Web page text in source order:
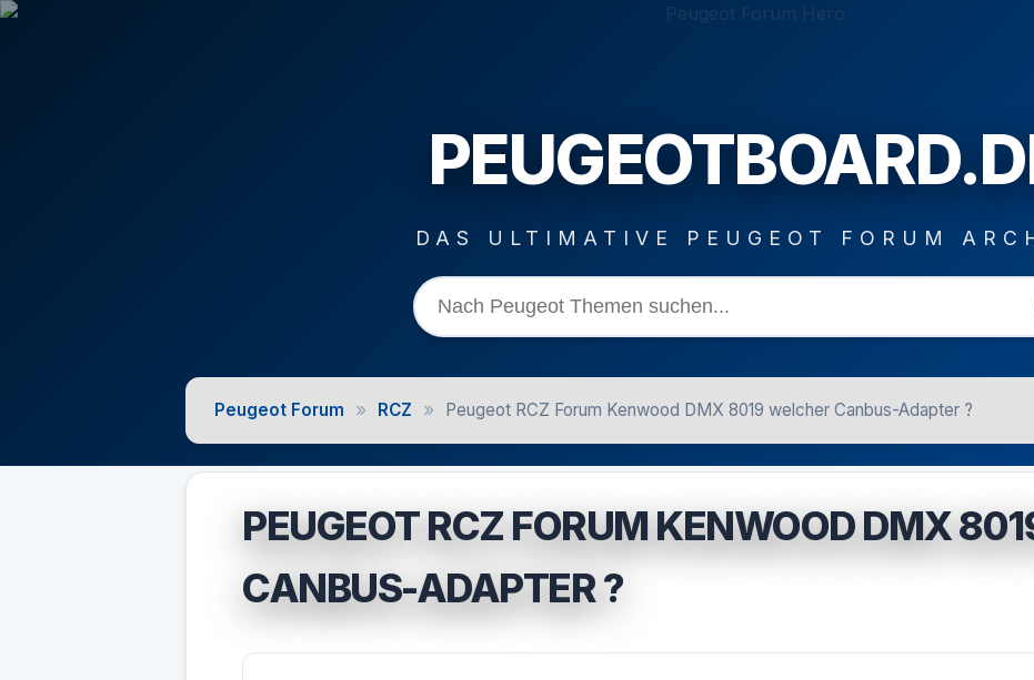
DAS ULTIMATIVE PEUGEOT FORUM
Peugeot Forum » RCZ » Peugeot RCZ Forum Kenwood DMX 8019 welcher Canbus-Adapter ?
PEUGEOT RCZ FORUM KENWOOD DMX
CANBUS-ADAPTER ?